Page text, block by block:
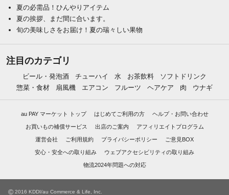
夏の必需品！ひんやりアイテム
夏の挨拶、まだ間に合います。
旬の美味しさをお届け！夏の瑞々しい果物
注目のカテゴリ
ビール・発泡酒 チューハイ 水 お茶飲料
ソフトドリンク
惣菜・食材
扇風機 エアコン フルーツ ヘアケア 肉 ウナギ
au PAY マーケット トップ はじめてご利用の方 ヘルプ・お問い合わせ
お買いもの補償サービス 出店のご案内 アフィリエイトプログラム
運営会社 ご利用規約 プライバシーポリシー ご意見BOX
安心・安全への取り組み ウェブアクセシビリティの取り組み
物流2024年問題への対応
© 2016 KDDI/au Commerce & Life, Inc.